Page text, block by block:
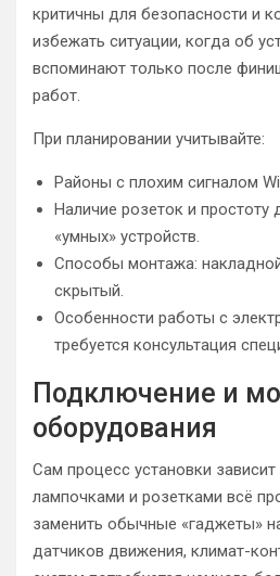
критичны для безопасности и
избежать ситуации, когда об
вспоминают только после
работ.
При планировании учитывайте:
Районы с плохим сигналом
Наличие розеток и простоту
«умных» устройств.
Способы монтажа:
скрытый.
Особенности работы с
требуется консультация
Подключение и
оборудования
Сам процесс установки
лампочками и розетками всё
заменить обычные «гаджеты»
датчиков движения, климат-